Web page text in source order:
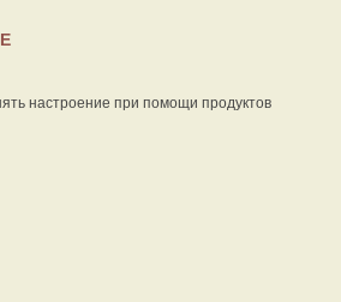
настроение при помощи продуктов